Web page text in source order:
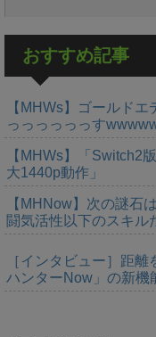
おすすめ記事
【MHWs】ゴールド
っっっっっっす
【MHWs】「Switch2
大1440p動作」
【MHNow】次の謎石
闘気活性以下のスキル
［インタビュー］距
ハンターNow」の新機